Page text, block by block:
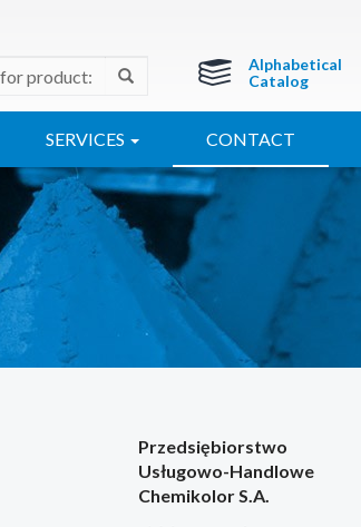
Alphabetical
Catalog
SERVICES CONTACT
Przedsiębiorstwo
Usługowo-Handlowe
Chemikolor S.A.